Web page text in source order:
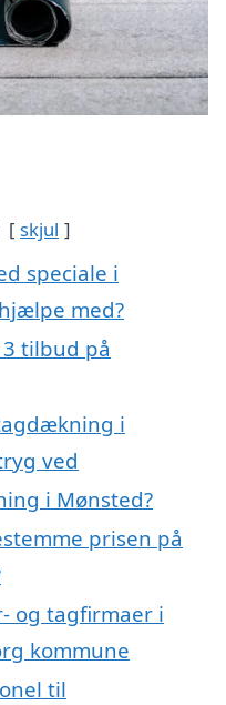
skjul
speciale i
med?
tilbud på
i
ved
i Mønsted?
prisen på
og tagfirmaer i
kommune
til